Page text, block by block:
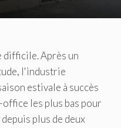
difficile. Après un
l'industrie
estivale à succès
les plus bas pour
plus de deux